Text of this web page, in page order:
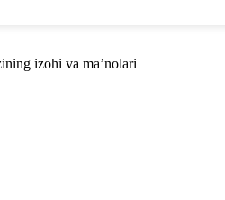
izohi va ma’nolari